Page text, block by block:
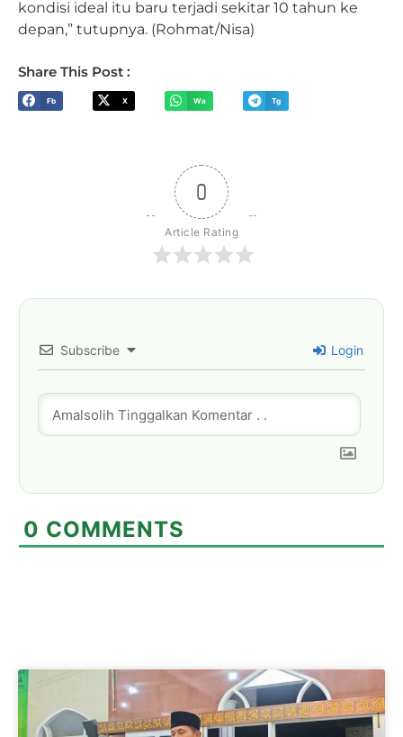
kondisi ideal itu baru terjadi sekitar 10 tahun ke
depan,” tutupnya. (Rohmat/Nisa)
Share This Post :
Fb X Wa Tg
0
Article Rating
Subscribe Login
0 COMMENTS